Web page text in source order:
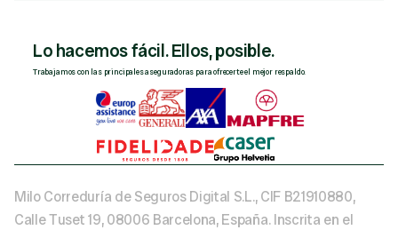
Lo hacemos fácil. Ellos, posible.
Trabajamos con las principales aseguradoras para ofrecerte el mejor respaldo.
Milo Correduría de Seguros Digital S.L., CIF B21910880,
Calle Tuset 19, 08006 Barcelona, España. Inscrita en el